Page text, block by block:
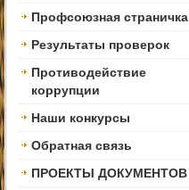
Профсоюзная страничка
Результаты проверок
Противодействие
коррупции
Наши конкурсы
Обратная связь
ПРОЕКТЫ ДОКУМЕНТОВ